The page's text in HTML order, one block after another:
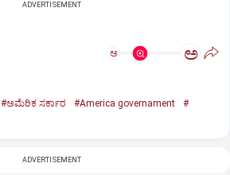
ADVERTISEMENT
ಅ ಅ
#ಅಮೆರಿಕ ಸರ್ಕಾರ #America governament
#
ADVERTISEMENT